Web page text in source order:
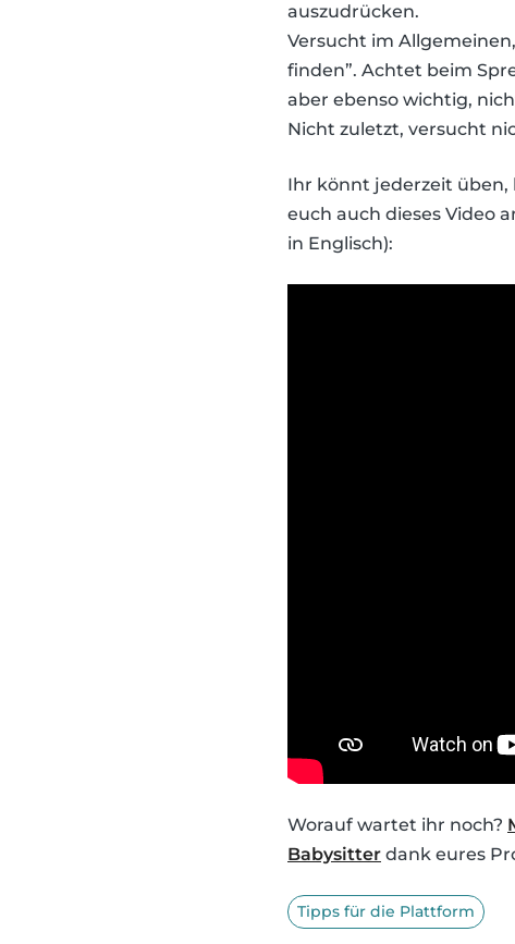
auszudrücken.
Versucht im
finden”. Achtet beim
aber ebenso wichtig,
Nicht zuletzt, versucht
Ihr könnt jederzeit üben,
euch auch dieses Video
in Englisch):
Worauf wartet ihr noch?
Babysitter dank eures
Tipps für die Plattform